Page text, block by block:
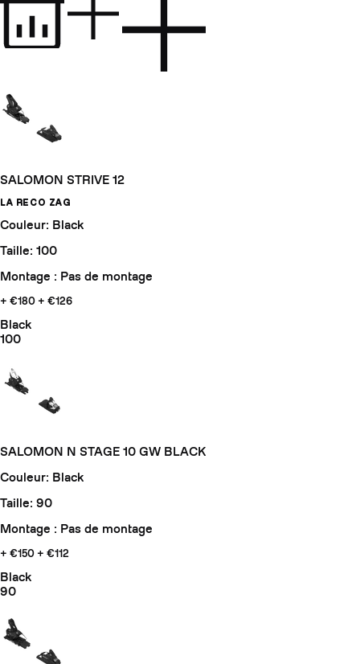
SALOMON STRIVE 12
LA RECO ZAG
Couleur: Black
Taille: 100
Montage : Pas de montage
+ €180 + €126
Black
100
SALOMON N STAGE 10 GW BLACK
Couleur: Black
Taille: 90
Montage : Pas de montage
+ €150 + €112
Black
90